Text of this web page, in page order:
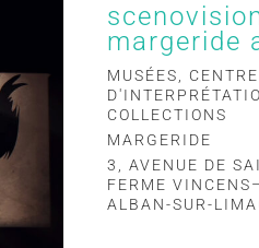
margeride
MUSÉES,
COLLECTIONS
MARGERIDE
3, AVENUE DE
FERME
ALBAN-SUR-